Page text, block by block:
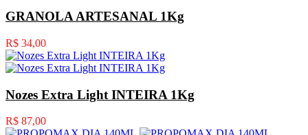
GRANOLA ARTESANAL 1Kg
R$ 34,00
Nozes Extra Light INTEIRA 1Kg
R$ 87,00